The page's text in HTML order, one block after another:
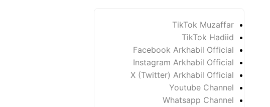
TikTok Muzaffar
TikTok Hadiid
Facebook Arkhabil Official
Instagram Arkhabil Official
X (Twitter) Arkhabil Official
Youtube Channel
Whatsapp Channel